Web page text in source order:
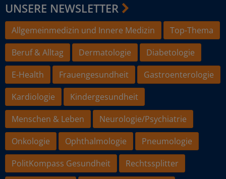
UNSERE NEWSLETTER
Allgemeinmedizin und Innere Medizin
Top-Thema
Beruf & Alltag
Dermatologie
Diabetologie
E-Health
Frauengesundheit
Gastroenterologie
Kardiologie
Kindergesundheit
Menschen & Leben
Neurologie/Psychiatrie
Onkologie
Ophthalmologie
Pneumologie
PolitKompass Gesundheit
Rechtssplitter